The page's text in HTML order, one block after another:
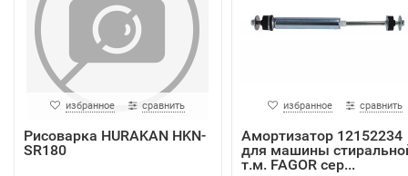
избранное сравнить
Рисоварка HURAKAN HKN-
SR180
избранное сравнить
Амортизатор 12152234
для машины
т.м. FAGOR сер...